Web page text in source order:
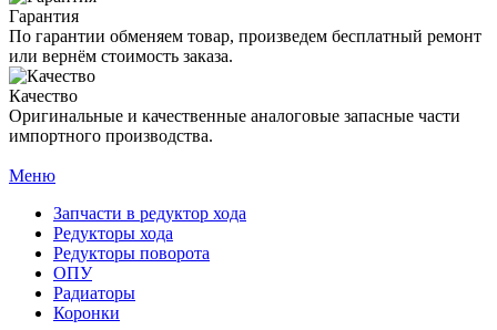
Гарантия
По гарантии обменяем товар, произведем бесплатный ремонт
или вернём стоимость заказа.
Качество
Оригинальные и качественные аналоговые запасные части
импортного производства.
Меню
Запчасти в редуктор хода
Редукторы хода
Редукторы поворота
ОПУ
Радиаторы
Коронки